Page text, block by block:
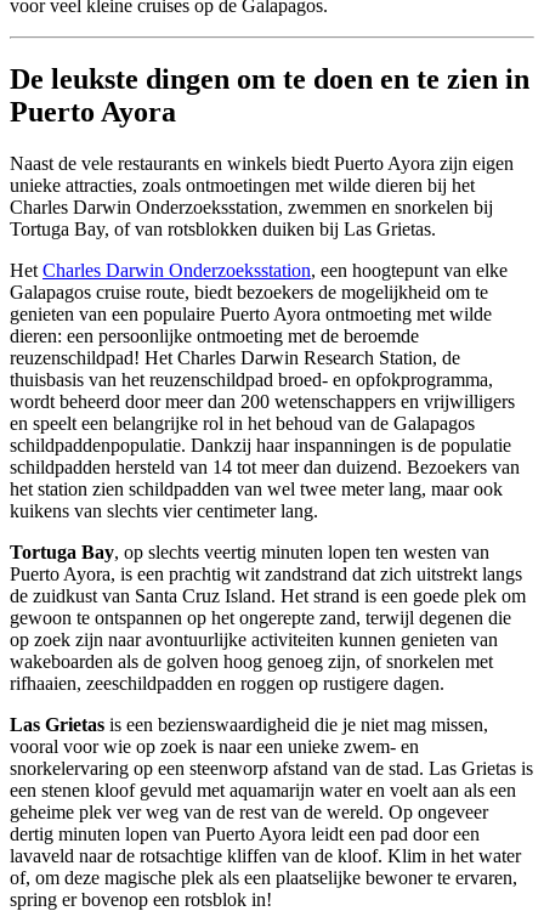
voor veel kleine cruises op de Galapagos.
De leukste dingen om te doen en te zien in
Puerto Ayora
Naast de vele restaurants en winkels biedt Puerto Ayora zijn eigen
unieke attracties, zoals ontmoetingen met wilde dieren bij het
Charles Darwin Onderzoeksstation, zwemmen en snorkelen bij
Tortuga Bay, of van rotsblokken duiken bij Las Grietas.
Het Charles Darwin Onderzoeksstation, een hoogtepunt van elke
Galapagos cruise route, biedt bezoekers de mogelijkheid om te
genieten van een populaire Puerto Ayora ontmoeting met wilde
dieren: een persoonlijke ontmoeting met de beroemde
reuzenschildpad! Het Charles Darwin Research Station, de
thuisbasis van het reuzenschildpad broed- en opfokprogramma,
wordt beheerd door meer dan 200 wetenschappers en vrijwilligers
en speelt een belangrijke rol in het behoud van de Galapagos
schildpaddenpopulatie. Dankzij haar inspanningen is de populatie
schildpadden hersteld van 14 tot meer dan duizend. Bezoekers van
het station zien schildpadden van wel twee meter lang, maar ook
kuikens van slechts vier centimeter lang.
Tortuga Bay, op slechts veertig minuten lopen ten westen van
Puerto Ayora, is een prachtig wit zandstrand dat zich uitstrekt langs
de zuidkust van Santa Cruz Island. Het strand is een goede plek om
gewoon te ontspannen op het ongerepte zand, terwijl degenen die
op zoek zijn naar avontuurlijke activiteiten kunnen genieten van
wakeboarden als de golven hoog genoeg zijn, of snorkelen met
rifhaaien, zeeschildpadden en roggen op rustigere dagen.
Las Grietas is een bezienswaardigheid die je niet mag missen,
vooral voor wie op zoek is naar een unieke zwem- en
snorkelervaring op een steenworp afstand van de stad. Las Grietas is
een stenen kloof gevuld met aquamarijn water en voelt aan als een
geheime plek ver weg van de rest van de wereld. Op ongeveer
dertig minuten lopen van Puerto Ayora leidt een pad door een
lavaveld naar de rotsachtige kliffen van de kloof. Klim in het water
of, om deze magische plek als een plaatselijke bewoner te ervaren,
spring er bovenop een rotsblok in!